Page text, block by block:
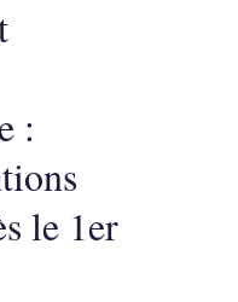
:
le 1er